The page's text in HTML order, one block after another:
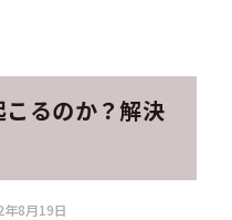
るのか？解決
年8月19日